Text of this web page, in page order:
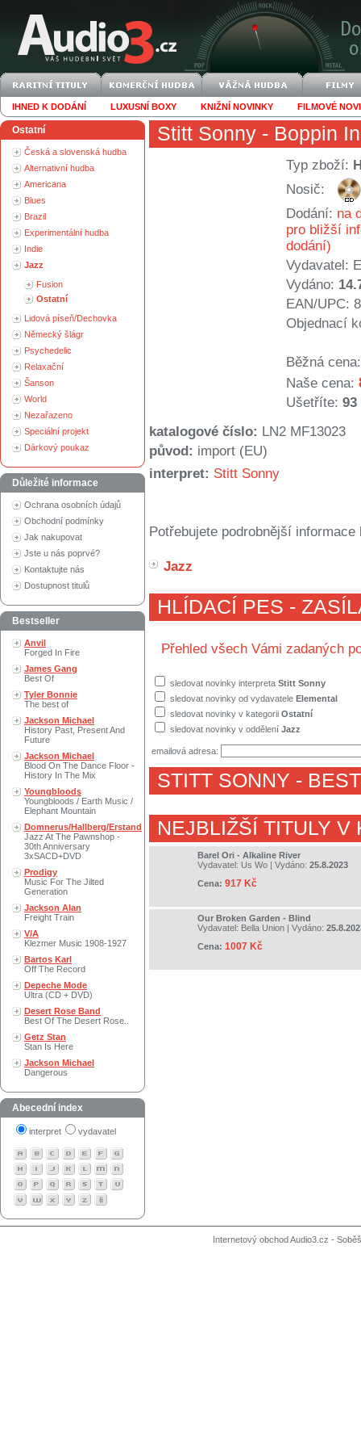
IHNED K DODÁNÍ LUXUSNÍ BOXY KNIŽNÍ NOVINKY FILMOVÉ
Ostatní
Česká a slovenská hudba
Alternativní hudba
Americana
Blues
Brazil
Experimentální hudba
Indie
Jazz
Fusion
Ostatní
Lidová píseň/Dechovka
Německý šlágr
Psychedelic
Relaxační
Šanson
World
Nezařazeno
Speciální projekt
Dárkový poukaz
Důležité informace
Ochrana osobních údajů
Obchodní podmínky
Jak nakupovat
Jste u nás poprvé?
Kontaktujte nás
Dostupnost titulů
Bestseller
Anvil
Forged In Fire
James Gang
Best Of
Tyler Bonnie
The best of
Jackson Michael
History Past, Present And
Future
Jackson Michael
Blood On The Dance Floor -
History In The Mix
Youngbloods
Youngbloods / Earth Music /
Elephant Mountain
Domnerus/Hallberg/Erstand
Jazz At The Pawnshop -
30th Anniversary
3xSACD+DVD
Prodigy
Music For The Jilted
Generation
Jackson Alan
Freight Train
V/A
Klezmer Music 1908-1927
Bartos Karl
Off The Record
Depeche Mode
Ultra (CD + DVD)
Desert Rose Band
Best Of The Desert Rose..
Getz Stan
Stan Is Here
Jackson Michael
Dangerous
Abecední index
interpret vydavatel
Stitt Sonny - Boppin
Typ zboží:
Nosič:
Dodání: na
pro bližší
dodání)
Vydavatel:
Vydáno:
EAN/UPC:
Objednací
Běžná cena:
Naše cena:
Ušetříte: 93
katalogové číslo: LN2 MF13023
původ: import (EU)
interpret: Stitt Sonny
Potřebujete podrobnější
Jazz
HLÍDACÍ PES -
Přehled všech Vámi zadaných
sledovat novinky interpreta Stitt Sonny
sledovat novinky od vydavatele Elemental
sledovat novinky v kategorii Ostatní
sledovat novinky v oddělení Jazz
emailová adresa:
STITT SONNY -
NEJBLIŽŠÍ TITULY V
Barel Ori - Alkaline River
Vydavatel: Us Wo | Vydáno: 25.8.2023
Cena: 917 Kč
Our Broken Garden - Blind
Vydavatel: Bella Union | Vydáno:
Cena: 1007 Kč
Internetový obchod Audio3.cz -